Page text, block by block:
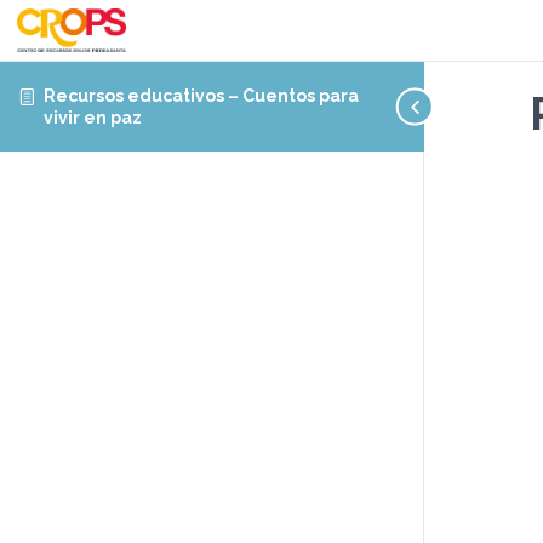
Recursos educativos – Cuentos para
vivir en paz